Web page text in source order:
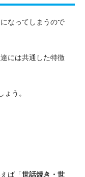
なってしまうので
には共通した特徴
う。
ば「世話焼き・世